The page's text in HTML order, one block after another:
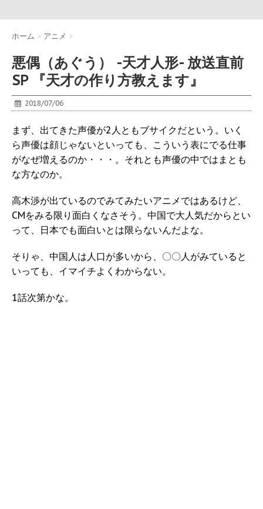
ホーム > アニメ >
悪偶（あぐう） -天才人形- 放送直前
SP 『天才の作り方教えます』
2018/07/06
まず、出てきた声優が2人ともブサイクだという。いく
ら声優は顔じゃないといっても、こういう表にでる仕事
がなぜ増えるのか・・・。それとも声優の中ではまとも
な方なのか。
高木渉が出ているのでみてみたいアニメではあるけど、
CMをみる限り面白くなさそう。中国で大人気だからとい
って、日本でも面白いとは限らないんだよな。
そりゃ、中国人は人口が多いから、〇〇人がみていると
いっても、イマイチよくわからない。
1話次第かな。